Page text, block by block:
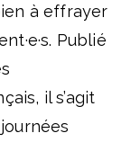
à effrayer
Publié
il s’agit